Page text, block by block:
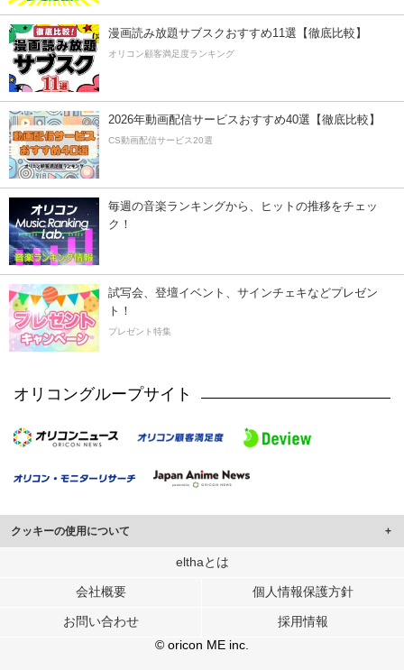
漫画読み放題サブスクおすすめ11選【徹底比較】
オリコン顧客満足度ランキング
2026年動画配信サービスおすすめ40選【徹底比較】
CS動画配信サービス20選
毎週の音楽ランキングから、ヒットの推移をチェッ
ク！
試写会、登壇イベント、サインチェキなどプレゼン
ト！
プレゼント特集
オリコングループサイト
クッキーの使用について
このサイトでは Cookie を使用して、ユーザーに合わせたコンテンツや広告の
行っています。
メディアや広告配信、データ解析の各パートナーに提供しています。
各パートナーは、この情報とユーザーが各パートナーに提供した他の情報や、
ユーザーが各パートナーのサービスを使用したときに収集した他の情報を組み
elthaとは
会社概要 個人情報保護方針
お問い合わせ
採用情報
© oricon ME inc.